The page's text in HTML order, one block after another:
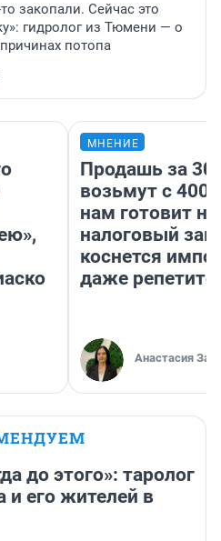
закопали. Сейчас это
гидролог из Тюмени — о
потопа
МНЕНИЕ
Продашь за
возьмут с
нам готовит
налоговый
коснется
даже
Анастасия
до этого»: таролог
и его жителей в